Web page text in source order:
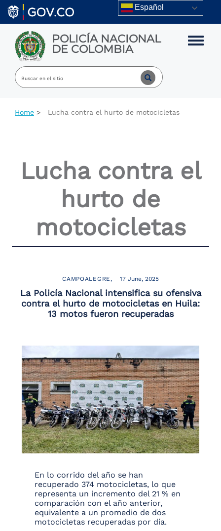
Skip to main content Español
POLICÍA NACIONAL
DE COLOMBIA Toggle
Home Lucha contra el hurto de motocicletas
Lucha contra el
hurto de
motocicletas
CAMPOALEGRE 17 June, 2025
La Policía Nacional intensifica su ofensiva
contra el hurto de motocicletas en Huila:
13 motos fueron recuperadas
En lo corrido del año se han
recuperado 374 motocicletas, lo que
representa un incremento del 21 % en
comparación con el año anterior,
equivalente a un promedio de dos
motocicletas recuperadas por día.